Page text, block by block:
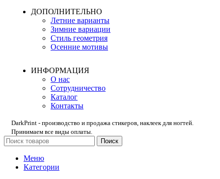
ДОПОЛНИТЕЛЬНО
Летние варианты
Зимние вариации
Стиль геометрия
Осенние мотивы
ИНФОРМАЦИЯ
О нас
Сотрудничество
Каталог
Контакты
DarkPrint - производство и продажа стикеров, наклеек для ногтей.
Принимаем все виды оплаты.
Поиск
Меню
Категории